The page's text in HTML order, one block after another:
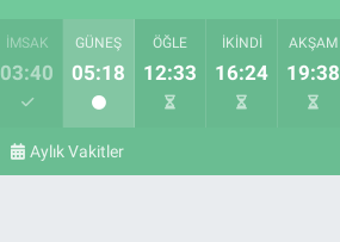
İMSAK
03:40
GÜNEŞ
05:18
ÖĞLE
12:33
İKINDI
16:24
AKŞAM
19:38
Aylık Vakitler